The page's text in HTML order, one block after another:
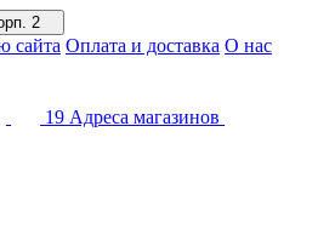
2
сайта Оплата и доставка О нас
19 Адреса магазинов